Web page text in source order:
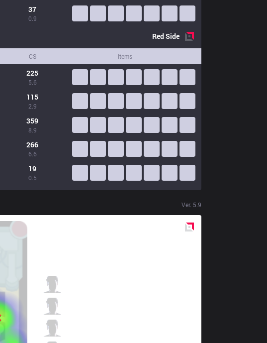
37
0.9
RedSide
CS Items
225
5.6
115
2.9
359
8.9
266
6.6
19
0.5
Ver. 5.9